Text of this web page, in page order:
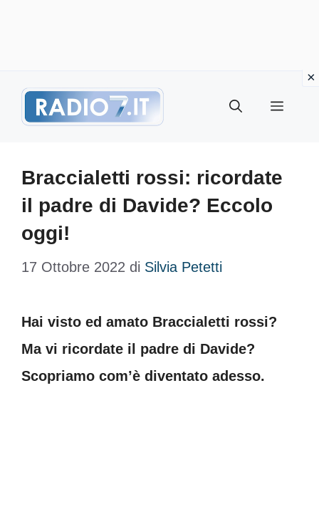
Menu
Braccialetti rossi: ricordate
il padre di Davide? Eccolo
oggi!
17 Ottobre 2022 di Silvia Petetti
Hai visto ed amato Braccialetti rossi?
Ma vi ricordate il padre di Davide?
Scopriamo com’è diventato adesso.